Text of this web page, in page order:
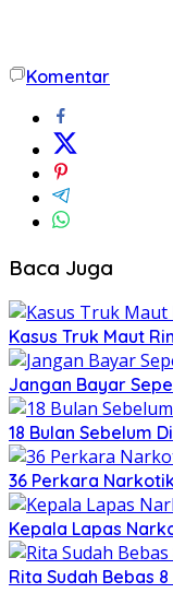
Komentar
Baca Juga
Kasus Truk Maut
Jangan Bayar
18 Bulan Sebelum
36 Perkara
Kepala Lapas
Rita Sudah Bebas